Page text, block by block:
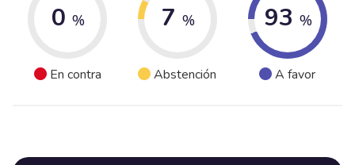
0 %
En contra
7 %
Abstención
93 %
A favor